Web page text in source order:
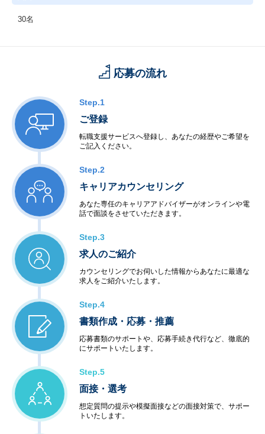
30名
応募の流れ
Step.1
ご登録
転職支援サービスへ登録し、あなたの経歴やご希望を
ご記入ください。
Step.2
キャリアカウンセリング
あなた専任のキャリアアドバイザーがオンラインや電
話で面談をさせていただきます。
Step.3
求人のご紹介
カウンセリングでお伺いした情報からあなたに最適な
求人をご紹介いたします。
Step.4
書類作成・応募・推薦
応募書類のサポートや、応募手続き代行など、徹底的
にサポートいたします。
Step.5
面接・選考
想定質問の提示や模擬面接などの面接対策で、サポー
トいたします。